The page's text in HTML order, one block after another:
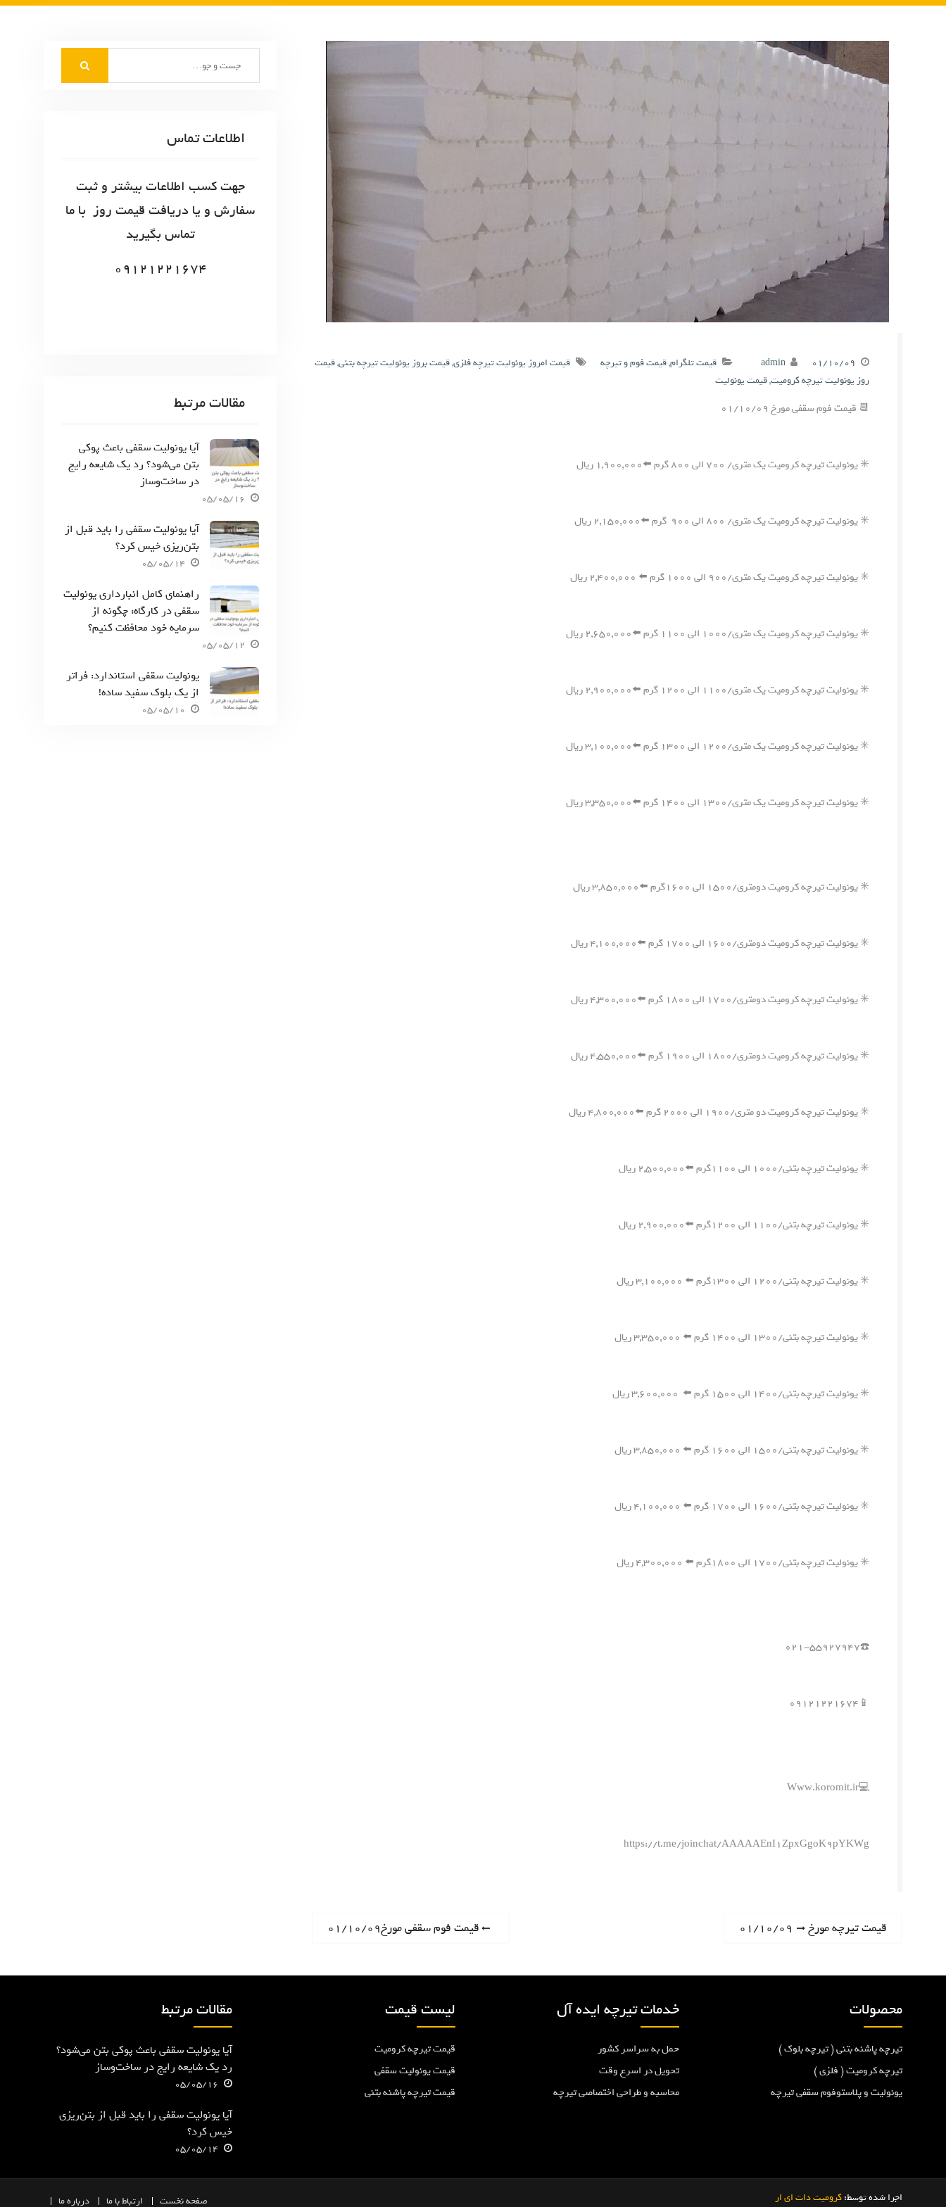
۰۱/۱۰/۰۹ admin قیمت تلگرام,قیمت فوم و تیرچه قیمت امروز یونولیت تیرچه فلزی,قیمت بروز یونولیت تیرچه بتنی,قیمت
روز یونولیت تیرچه کرومیت,قیمت یونولیت
📆 قیمت فوم سقفی مورخ ۰۱/۱۰/۰۹
✳️ یونولیت تیرچه کرومیت یک متری/ ۷۰۰ الی ۸۰۰ گرم ⬅️۱,۹۰۰,۰۰۰ ریال
✳️ یونولیت تیرچه کرومیت یک متری/ ۸۰۰ الی ۹۰۰ گرم ⬅️۲,۱۵۰,۰۰۰ ریال
✳️ یونولیت تیرچه کرومیت یک متری/۹۰۰ الی ۱۰۰۰ گرم ⬅️ ۲,۴۰۰,۰۰۰ ریال
✳️ یونولیت تیرچه کرومیت یک متری/۱۰۰۰ الی ۱۱۰۰ گرم ⬅️۲,۶۵۰,۰۰۰ ریال
✳️ یونولیت تیرچه کرومیت یک متری/۱۱۰۰ الی ۱۲۰۰ گرم ⬅️۲,۹۰۰,۰۰۰ ریال
✳️ یونولیت تیرچه کرومیت یک متری/۱۲۰۰ الی ۱۳۰۰ گرم ⬅️۳,۱۰۰,۰۰۰ ریال
✳️ یونولیت تیرچه کرومیت یک متری/۱۳۰۰ الی ۱۴۰۰ گرم ⬅️۳,۳۵۰,۰۰۰ ریال
✳️ یونولیت تیرچه کرومیت دومتری/۱۵۰۰ الی ۱۶۰۰گرم ⬅️۳,۸۵۰,۰۰۰ ریال
✳️ یونولیت تیرچه کرومیت دومتری/۱۶۰۰ الی ۱۷۰۰ گرم ⬅️۴,۱۰۰,۰۰۰ ریال
✳️ یونولیت تیرچه کرومیت دومتری/۱۷۰۰ الی ۱۸۰۰ گرم ⬅️۴,۳۰۰,۰۰۰ ریال
✳️ یونولیت تیرچه کرومیت دومتری/۱۸۰۰ الی ۱۹۰۰ گرم ⬅️۴,۵۵۰,۰۰۰ ریال
✳️ یونولیت تیرچه کرومیت دو متری/۱۹۰۰ الی ۲۰۰۰ گرم ⬅️۴,۸۰۰,۰۰۰ ریال
✳️ یونولیت تیرچه بتنی/۱۰۰۰ الی ۱۱۰۰گرم ⬅️۲,۵۰۰,۰۰۰ ریال
✳️ یونولیت تیرچه بتنی/۱۱۰۰ الی ۱۲۰۰گرم ⬅️۲,۹۰۰,۰۰۰ ریال
✳️ یونولیت تیرچه بتنی/۱۲۰۰ الی ۱۳۰۰گرم ⬅️ ۳,۱۰۰,۰۰۰ ریال
✳️ یونولیت تیرچه بتنی/۱۳۰۰ الی ۱۴۰۰ گرم ⬅️ ۳,۳۵۰,۰۰۰ ریال
✳️ یونولیت تیرچه بتنی/۱۴۰۰ الی ۱۵۰۰ گرم ⬅️ ۳,۶۰۰,۰۰۰ ریال
✳️ یونولیت تیرچه بتنی/۱۵۰۰ الی ۱۶۰۰ گرم ⬅️ ۳,۸۵۰,۰۰۰ ریال
✳️ یونولیت تیرچه بتنی/۱۶۰۰ الی ۱۷۰۰ گرم ⬅️ ۴,۱۰۰,۰۰۰ ریال
✳️ یونولیت تیرچه بتنی/۱۷۰۰ الی ۱۸۰۰گرم ⬅️ ۴,۳۰۰,۰۰۰ ریال
☎️۰۲۱-۵۵۹۲۷۹۴۷
📱۰۹۱۲۱۲۲۱۶۷۴
💻Www.koromit.ir
https://t.me/joinchat/AAAAAEnI1ZpxGgoK9pYKWg
ه
ب
ر
و
P
v
قیمت فوم سقفی مورخ۰۱/۱۰/۰۹
N
t
o
s
t
:
قیمت تیرچه مورخ ۰۱/۱۰/۰۹
اطلاعات تماس
جهت کسب اطلاعات بیشتر و ثبت
سفارش و یا دریافت قیمت روز با ما
تماس بگیرید
09121221674
مقالات مرتبط
آیا یونولیت سقفی باعث پوکی
بتن می‌شود؟ رد یک شایعه رایج
در ساخت‌وساز
05/05/16
آیا یونولیت سقفی را باید قبل از
بتن‌ریزی خیس کرد؟
05/05/14
راهنمای کامل انبارداری یونولیت
سقفی در کارگاه: چگونه از
سرمایه خود محافظت کنیم؟
05/05/12
یونولیت سقفی استاندارد: فراتر
از یک بلوک سفید ساده!
05/05/10
مقالات مرتبط
آیا یونولیت سقفی باعث پوکی بتن می‌شود؟
رد یک شایعه رایج در ساخت‌وساز
05/05/16
آیا یونولیت سقفی را باید قبل از بتن‌ریزی
خیس کرد؟
05/05/14
لیست قیمت
قیمت تیرچه کرومیت
قیمت یونولیت سقفی
قیمت تیرچه پاشنه بتنی
خدمات تیرچه ایده آل
حمل به سراسر کشور
تحویل در اسرع وقت
محاسبه و طراحی اختصاصی تیرچه
محصولات
تیرچه پاشنه بتنی ( تیرچه بلوک )
تیرچه کرومیت ( فلزی )
یونولیت و پلاستوفوم سقفی تیرچه
صفحهنخست ارتباط با ما درباره ما اجرا شده توسط:کرومیت دات ای ار